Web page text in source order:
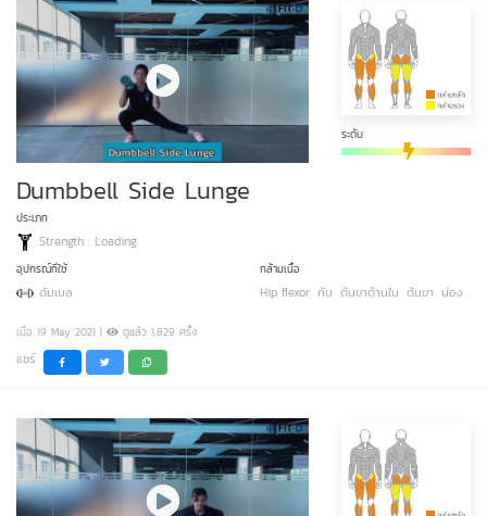
ระดับ
Dumbbell Side Lunge
ประเภท
Strength : Loading
อุปกรณ์ที่ใช้
ดัมเบล
กล้ามเนื้อ
Hip flexor ก้น ต้นขาด้านใน ต้นขา น่อง
เมื่อ 19 May 2021 | ดูแล้ว 1,829 ครั้ง
แชร์